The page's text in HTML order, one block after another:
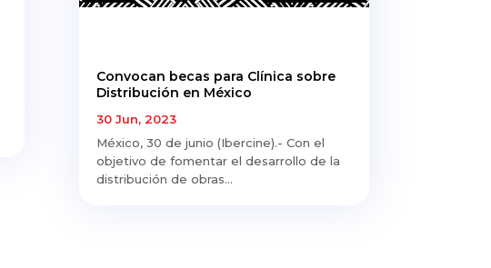
Convocan becas para Clínica sobre
Distribución en México
30 Jun, 2023
México, 30 de junio (Ibercine).- Con el
objetivo de fomentar el desarrollo de la
distribución de obras...